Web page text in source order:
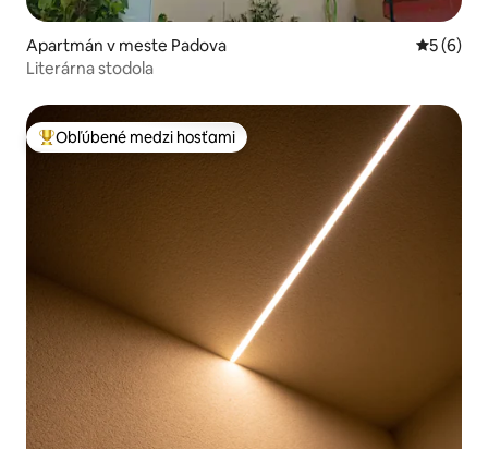
Apartmán v meste Padova
5 (6)
Literárna stodola
Najobľúbenejšie medzi hosťami
Obľúbené medzi hosťami